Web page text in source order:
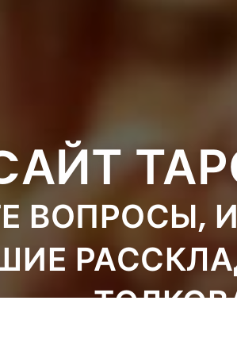
ВОПРОСЫ,